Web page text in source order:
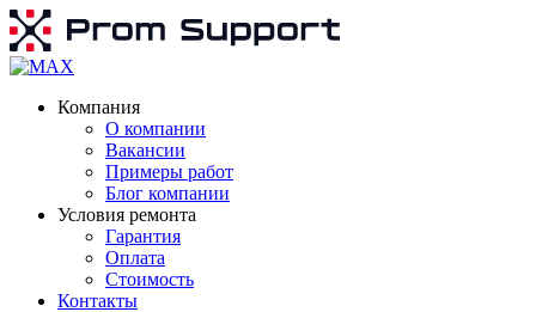
Компания
О компании
Вакансии
Примеры работ
Блог компании
Условия ремонта
Гарантия
Оплата
Стоимость
Контакты